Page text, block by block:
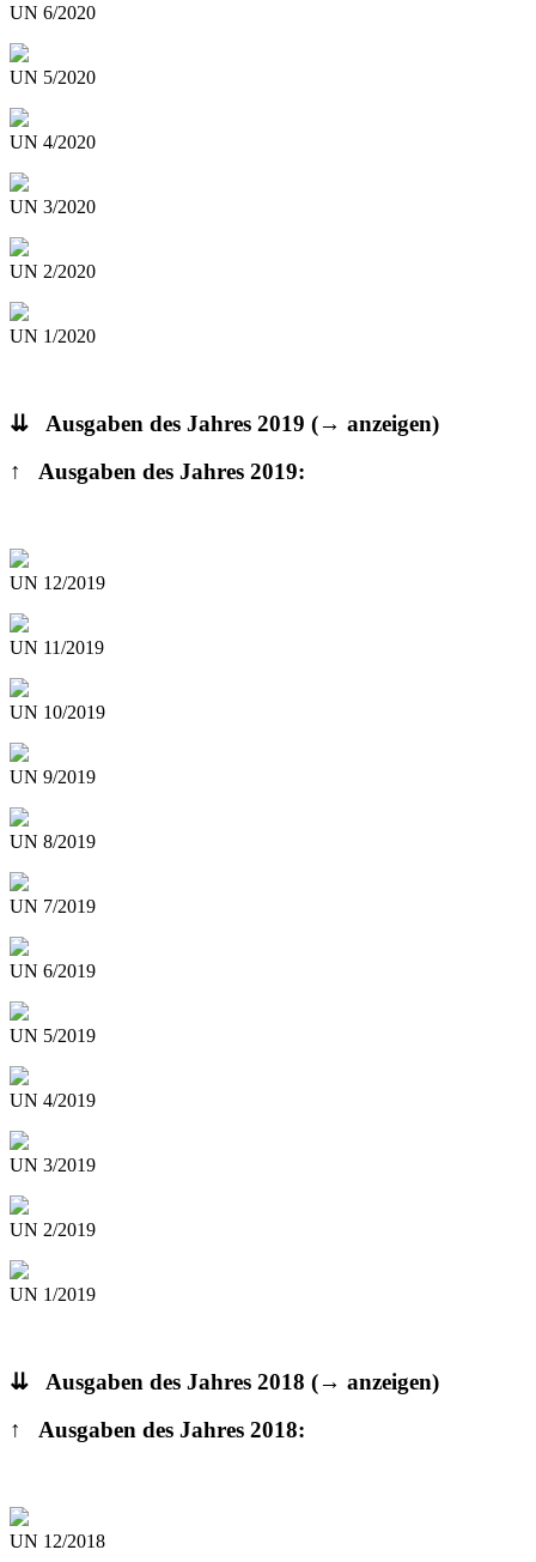
UN 6/2020
UN 5/2020
UN 4/2020
UN 3/2020
UN 2/2020
UN 1/2020
⇊ Ausgaben des Jahres 2019 (→ anzeigen)
↑ Ausgaben des Jahres 2019:
UN 12/2019
UN 11/2019
UN 10/2019
UN 9/2019
UN 8/2019
UN 7/2019
UN 6/2019
UN 5/2019
UN 4/2019
UN 3/2019
UN 2/2019
UN 1/2019
⇊ Ausgaben des Jahres 2018 (→ anzeigen)
↑ Ausgaben des Jahres 2018:
UN 12/2018